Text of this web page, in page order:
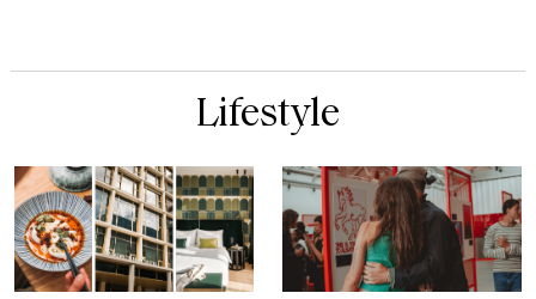
Lifestyle